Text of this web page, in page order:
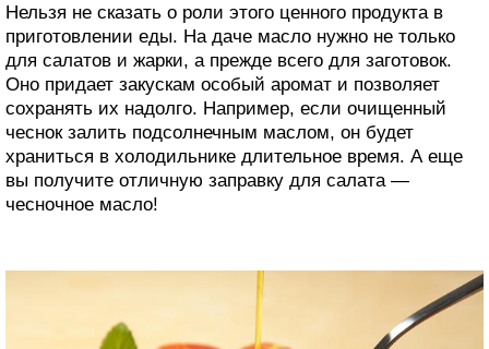
Нельзя не сказать о роли этого ценного продукта в
приготовлении еды. На даче масло нужно не только
для салатов и жарки, а прежде всего для заготовок.
Оно придает закускам особый аромат и позволяет
сохранять их надолго. Например, если очищенный
чеснок залить подсолнечным маслом, он будет
храниться в холодильнике длительное время. А еще
вы получите отличную заправку для салата —
чесночное масло!